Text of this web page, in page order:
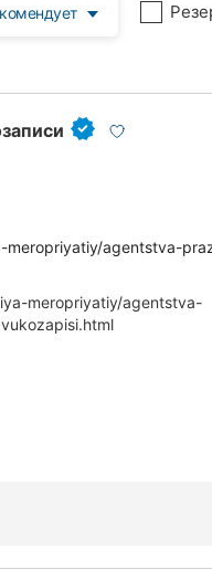
agentstva-
meropriyatiy/agentstva-